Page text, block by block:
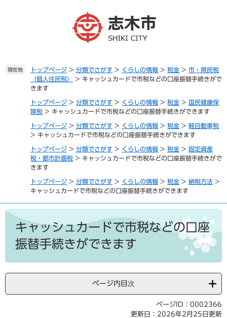
現在地 トップページ > 分類でさがす > くらしの情報 > 税金 > 市・県民税
（個人住民税）
> キャッシュカードで市税などの口座振替手続きがで
きます
トップページ > 分類でさがす > くらしの情報 > 税金 > 国民健康保
険税 > キャッシュカードで市税などの口座振替手続きができます
トップページ > 分類でさがす > くらしの情報 > 税金 > 軽自動車税
> キャッシュカードで市税などの口座振替手続きができます
トップページ > 分類でさがす > くらしの情報 > 税金 > 固定資産
税・都市計画税 > キャッシュカードで市税などの口座振替手続きがで
きます
トップページ > 分類でさがす > くらしの情報 > 税金 > 納税方法 >
キャッシュカードで市税などの口座振替手続きができます
本
キャッシュカードで市税などの口座
振替手続きができます
ページ内目次
ページID：0002366
更新日：2026年2月25日更新